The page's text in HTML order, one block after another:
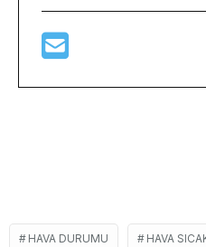
HAVA DURUMU HAVA